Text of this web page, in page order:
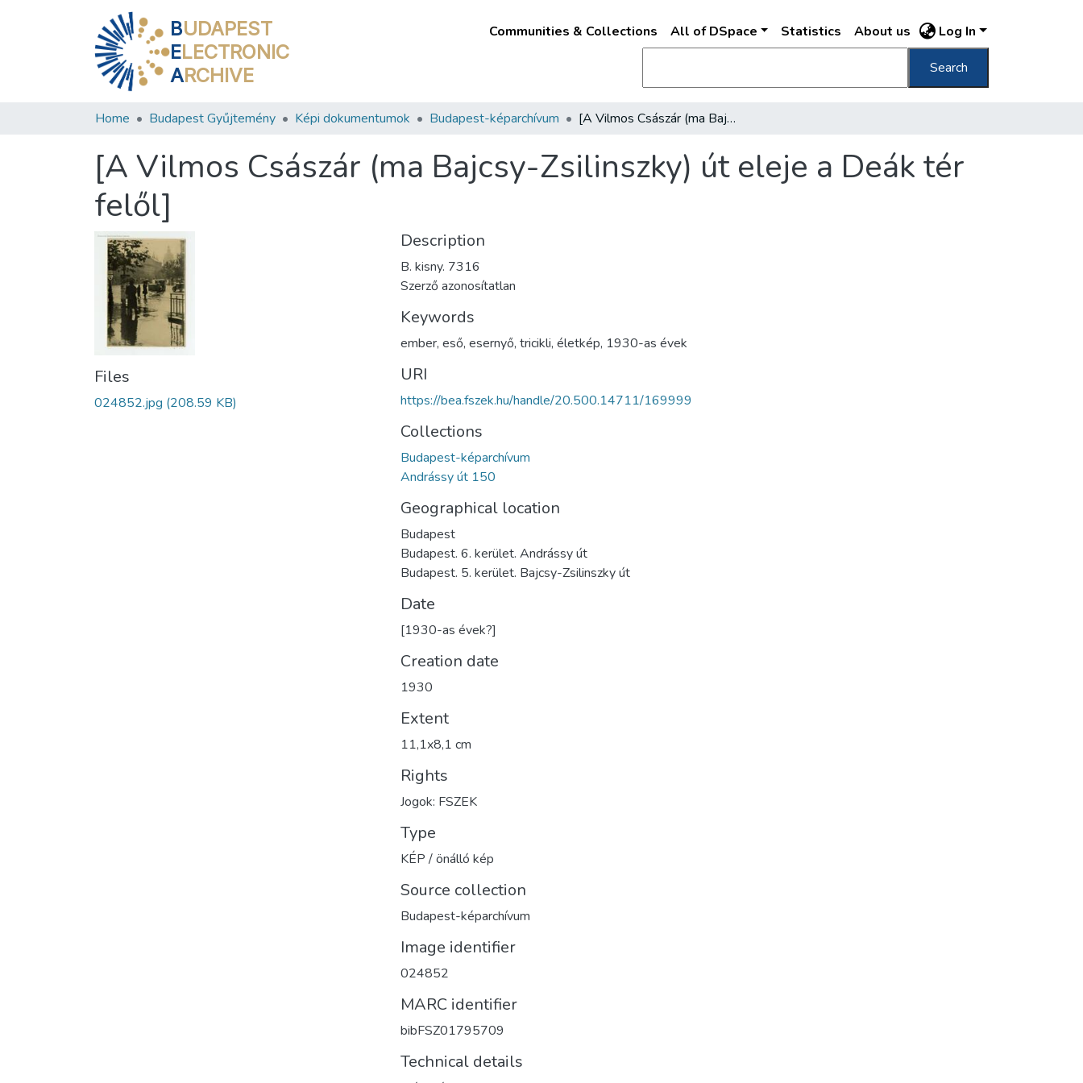
BUDAPEST
ELECTRONIC
ARCHIVE
Communities & Collections All of DSpace Statistics About us Log In
Search
Home Budapest Gyűjtemény Képi dokumentumok Budapest-képarchívum [A Vilmos Császár (ma Bajcsy-Zsilinszky) út eleje a Deák tér felől]
[A Vilmos Császár (ma Bajcsy-Zsilinszky) út eleje a Deák tér
felől]
Files
024852.jpg (208.59 KB)
Description
B. kisny. 7316
Szerző azonosítatlan
Keywords
ember, eső, esernyő, tricikli, életkép, 1930-as évek
URI
https://bea.fszek.hu/handle/20.500.14711/169999
Collections
Budapest-képarchívum
Andrássy út 150
Geographical location
Budapest
Budapest. 6. kerület. Andrássy út
Budapest. 5. kerület. Bajcsy-Zsilinszky út
Date
[1930-as évek?]
Creation date
1930
Extent
11,1x8,1 cm
Rights
Jogok: FSZEK
Type
KÉP / önálló kép
Source collection
Budapest-képarchívum
Image identifier
024852
MARC identifier
bibFSZ01795709
Technical details